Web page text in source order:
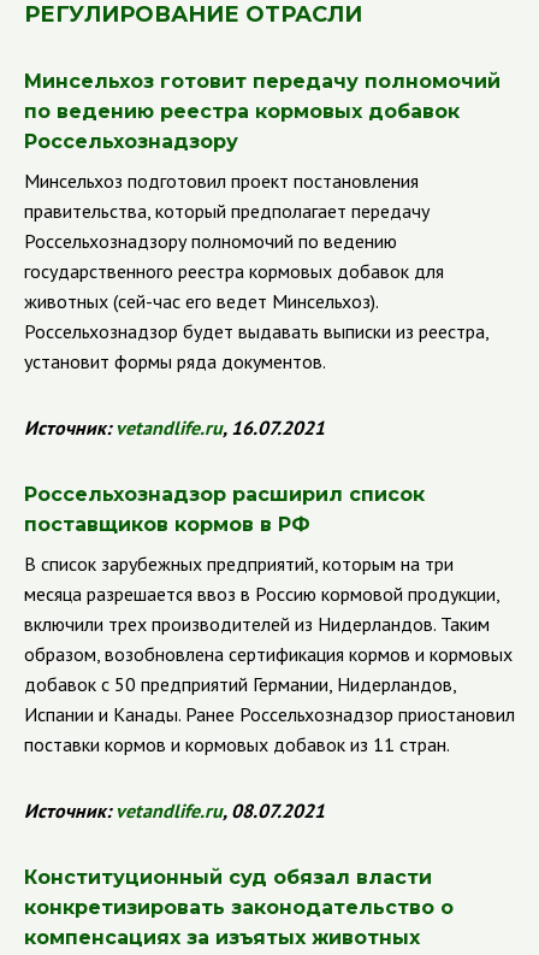
РЕГУЛИРОВАНИЕ ОТРАСЛИ
Минсельхоз готовит передачу полномочий
по ведению реестра кормовых добавок
Россельхознадзору
Минсельхоз подготовил проект постановления
правительства, который предполагает передачу
Россельхознадзору полномочий по ведению
государственного реестра кормовых добавок для
животных (сей-час его ведет Минсельхоз).
Россельхознадзор будет выдавать выписки из реестра,
установит формы ряда документов.
Источник:vetandlife.ru, 16.07.2021
Россельхознадзор расширил список
поставщиков кормов в РФ
В список зарубежных предприятий, которым на три
месяца разрешается ввоз в Россию кормовой продукции,
включили трех производителей из Нидерландов. Таким
образом, возобновлена сертификация кормов и кормовых
добавок с 50 предприятий Германии, Нидерландов,
Испании и Канады. Ранее Россельхознадзор приостановил
поставки кормов и кормовых добавок из 11 стран.
Источник:vetandlife.ru, 08.07.2021
Конституционный суд обязал власти
конкретизировать законодательство о
компенсациях за изъятых животных